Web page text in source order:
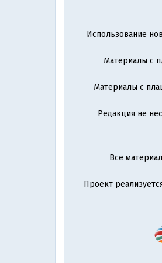
Использование
Материалы с
Материалы с
Редакция не
Все
Проект